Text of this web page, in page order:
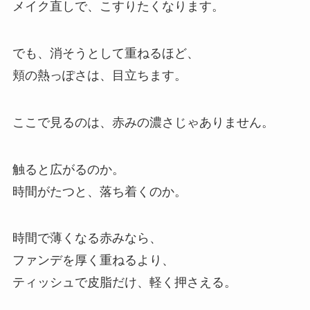
メイク直しで、こすりたくなります。
でも、消そうとして重ねるほど、
頬の熱っぽさは、目立ちます。
ここで見るのは、赤みの濃さじゃありません。
触ると広がるのか。
時間がたつと、落ち着くのか。
時間で薄くなる赤みなら、
ファンデを厚く重ねるより、
ティッシュで皮脂だけ、軽く押さえる。